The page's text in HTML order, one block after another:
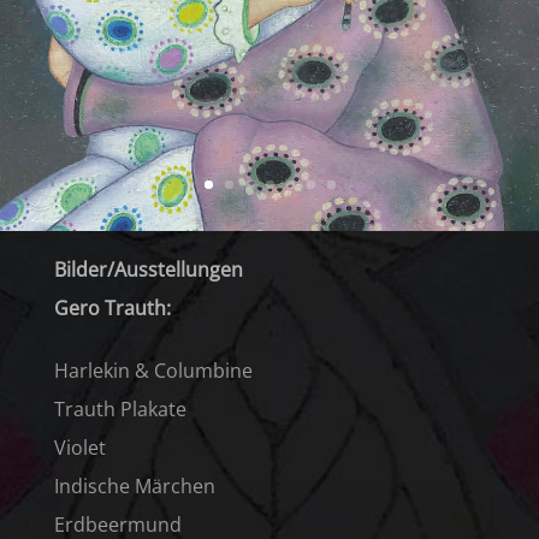
Bilder/Ausstellungen
Gero Trauth:
Harlekin & Columbine
Trauth Plakate
Violet
Indische Märchen
Erdbeermund